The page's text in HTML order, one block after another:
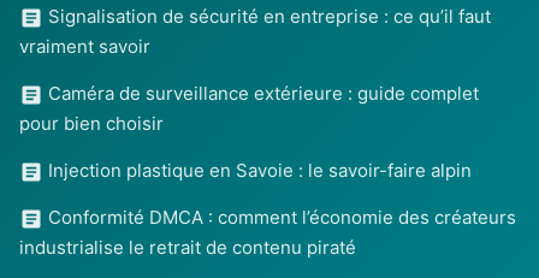
Signalisation de sécurité en entreprise : ce qu’il faut
vraiment savoir
Caméra de surveillance extérieure : guide complet
pour bien choisir
Injection plastique en Savoie : le savoir-faire alpin
Conformité DMCA : comment l’économie des créateurs
industrialise le retrait de contenu piraté